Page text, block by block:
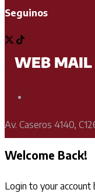
Seguinos
Av. Caseros 4140,
Welcome Back!
Login to your account